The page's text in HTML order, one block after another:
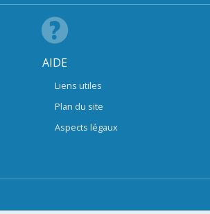
AIDE
Liens utiles
Plan du site
Aspects légaux